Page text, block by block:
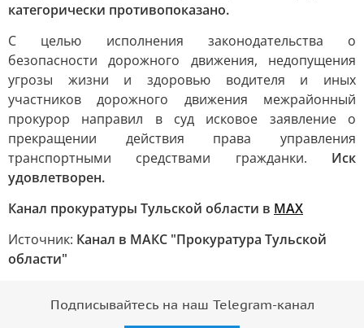
категорически противопоказано.
С целью исполнения законодательства о
безопасности дорожного движения, недопущения
угрозы жизни и здоровью водителя и иных
участников дорожного движения межрайонный
прокурор направил в суд исковое заявление о
прекращении действия права управления
транспортными средствами гражданки. Иск
удовлетворен.
Канал прокуратуры Тульской области в МАХ
Источник: Канал в МАКС "Прокуратура Тульской
области"
Подписывайтесь на наш Telegram-канал